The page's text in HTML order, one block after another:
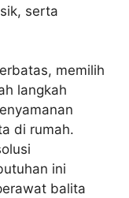
serta
memilih
langkah
di rumah.
ini
balita